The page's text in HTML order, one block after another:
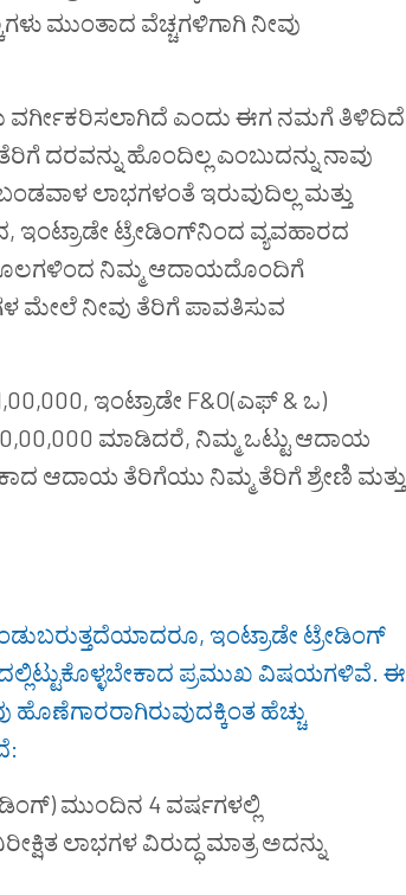
ಮುಂತಾದ ವೆಚ್ಚಗಳಿಗಾಗಿ ನೀವು
ವರ್ಗೀಕರಿಸಲಾಗಿದೆ ಎಂದು ಈಗ ನಮಗೆ ತಿಳಿದಿದೆ
ದರವನ್ನು ಹೊಂದಿಲ್ಲ ಎಂಬುದನ್ನು ನಾವು
ಲಾಭಗಳಂತೆ ಇರುವುದಿಲ್ಲ ಮತ್ತು
ಇಂಟ್ರಾಡೇ ಟ್ರೇಡಿಂಗ್‌ನಿಂದ ವ್ಯವಹಾರದ
ನಿಮ್ಮ ಆದಾಯದೊಂದಿಗೆ
ಮೇಲೆ ನೀವು ತೆರಿಗೆ ಪಾವತಿಸುವ
ಇಂಟ್ರಾಡೇ F&O(ಎಫ್ & ಒ)
ಮಾಡಿದರೆ, ನಿಮ್ಮ ಒಟ್ಟು ಆದಾಯ
ಆದಾಯ ತೆರಿಗೆಯು ನಿಮ್ಮ ತೆರಿಗೆ ಶ್ರೇಣಿ ಮತ್ತು
ಇಂಟ್ರಾಡೇ ಟ್ರೇಡಿಂಗ್
ಪ್ರಮುಖ ವಿಷಯಗಳಿವೆ. ಈ
ಹೆಚ್ಚು
ಮುಂದಿನ 4 ವರ್ಷಗಳಲ್ಲಿ
ಲಾಭಗಳ ವಿರುದ್ಧ ಮಾತ್ರ ಅದನ್ನು